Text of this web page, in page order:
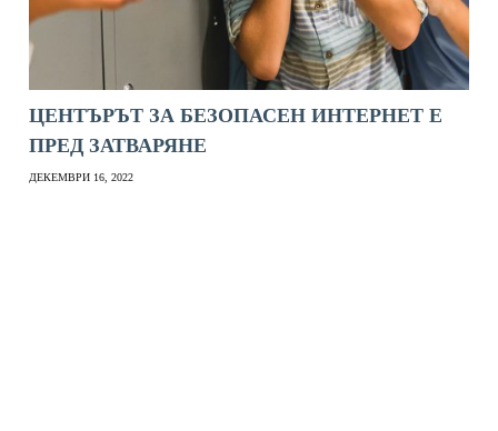
ЦЕНТЪРЪТ ЗА БЕЗОПАСЕН ИНТЕРНЕТ Е
ПРЕД ЗАТВАРЯНЕ
ДЕКЕМВРИ 16, 2022